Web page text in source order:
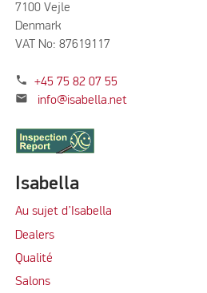
7100 Vejle
Denmark
VAT No: 87619117
phone +45 75 82 07 55
mail info@isabella.net
Isabella
Au sujet d’Isabella
Dealers
Qualité
Salons